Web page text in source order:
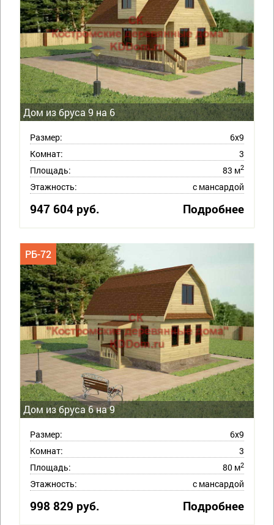
Дом из бруса 9 на 6
Размер:
6х9
Комнат:
3
Площадь:
83 м2
Этажность: с мансардой
947 604 руб. Подробнее
Дом из бруса 6 на 9
РБ-72
Размер:
6х9
Комнат:
3
Площадь:
80 м2
Этажность: с мансардой
998 829 руб. Подробнее